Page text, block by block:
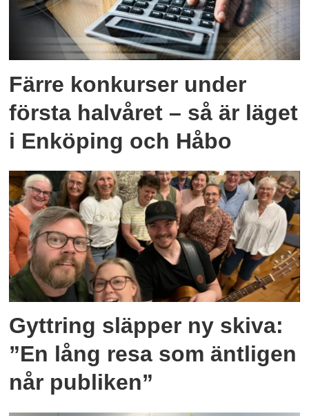
Färre konkurser under
första halvåret – så är läget
i Enköping och Håbo
Gyttring släpper ny skiva:
”En lång resa som äntligen
når publiken”